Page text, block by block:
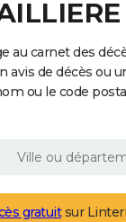
carnet des
de décès ou
ou le code
gratuitsur